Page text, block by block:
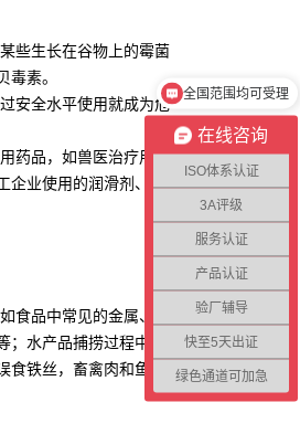
些生长在谷物上的霉菌
毒素。
安全水平使用就成为危
药品，如兽医治疗用
企业使用的润滑剂、清
品中常见的金属、玻
水产品捕捞过程中掺
铁丝，畜禽肉和鱼剔
在线咨询
ISO体系认证
3A评级
服务认证
产品认证
验厂辅导
快至5天出证
绿色通道可加急
请问你们公司在哪里？